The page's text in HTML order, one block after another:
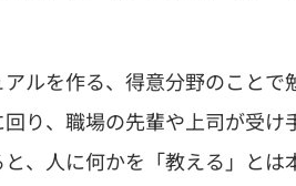
ルを作る、得意分野のことで
り、職場の先輩や上司が受け
、人に何かを「教える」とは